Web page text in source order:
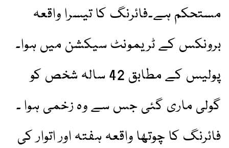
مستحکم ہے۔فائرنگ کا تیسرا واقعہ
برونکس کے ٹریمونٹ سیکشن میں ہوا۔
پولیس کے مطابق 42 سالہ شخص کو
گولی ماری گئی جس سے وہ زخمی ہوا ۔
فائرنگ کا چوتھا واقعہ ہفتہ اور اتوار کی